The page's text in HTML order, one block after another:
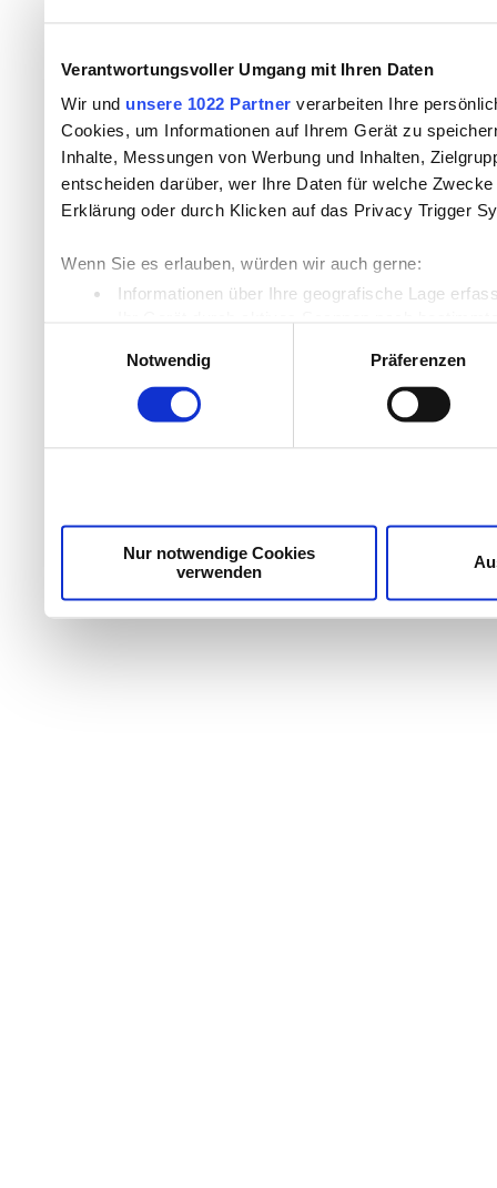
Verantwortungsvoller Umgang mit Ihren Daten
Wir und unsere 1022 Partner verarbeiten Ihre
Cookies, um Informationen auf Ihrem Gerät zu
Inhalte, Messungen von Werbung und Inhalten,
entscheiden darüber, wer Ihre Daten für welche
Erklärung oder durch Klicken auf das Privacy Trigger
Wenn Sie es erlauben, würden wir auch gerne:
Informationen über Ihre geografische Lage
Wir verwenden Cookies, um Inhalte und Anzeigen zu
die Zugriffe auf unsere Website zu analysieren.
Dienste gesammelt haben.
Notwendig
Präferenzen
Nur notwendige Cookies
verwenden